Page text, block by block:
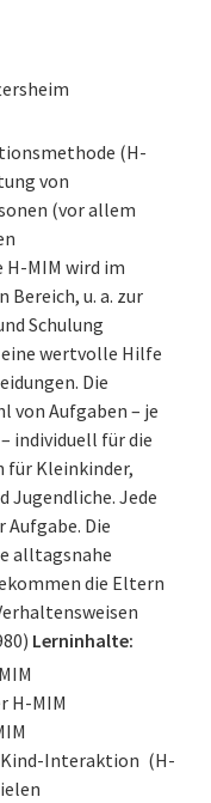
(H-
von
(vor allem
H-MIM wird im
Bereich, u. a. zur
Schulung
wertvolle Hilfe
Die
von Aufgaben – je
individuell für die
für Kleinkinder,
Jugendliche. Jede
Die
alltagsnahe
die Eltern
Lerninhalte:
H-MIM
Interaktion (H-